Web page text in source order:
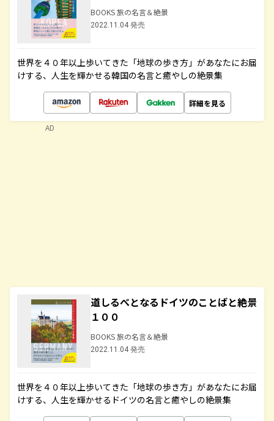
BOOKS 旅の名言＆絶景
2022.11.04 発売
世界を４０年以上歩いてきた「地球の歩き方」があなたにお届
けする、人生を輝かせる韓国の名言と癒やしの絶景集
詳細を見る
道しるべとなるドイツのことばと絶景
１００
BOOKS 旅の名言＆絶景
2022.11.04 発売
世界を４０年以上歩いてきた「地球の歩き方」があなたにお届
けする、人生を輝かせるドイツの名言と癒やしの絶景集
AD